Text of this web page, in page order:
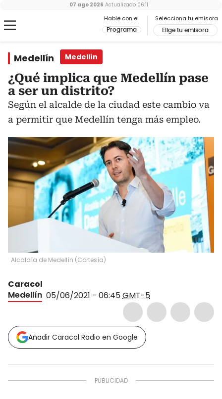
Hable con el
Programa
Selecciona tu emisora
Elige tu emisora
07 ago 2026 Actualizado 06:11
Medellín Medellín
¿Qué implica que Medellín pase
a ser un distrito?
Según el alcalde de la ciudad este cambio va
a permitir que Medellín tenga más empleo.
Alcaldía de Medellín (Cortesía)
Caracol
Medellín 05/06/2021 - 06:45GMT-5
Añadir Caracol Radio en Google